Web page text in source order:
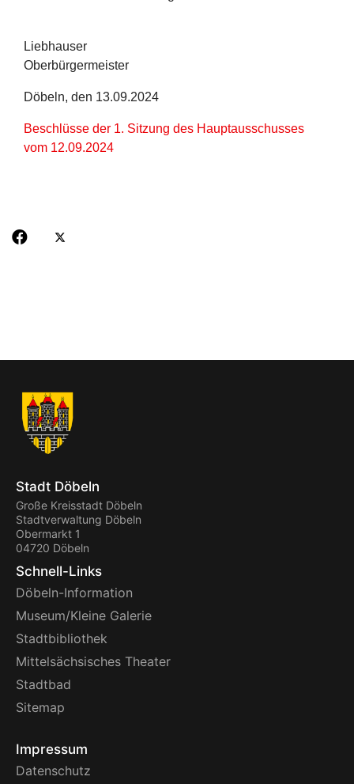
Liebhauser
Oberbürgermeister
Döbeln, den 13.09.2024
Beschlüsse der 1. Sitzung des Hauptausschusses
vom 12.09.2024
Stadt Döbeln
Große Kreisstadt Döbeln
Stadtverwaltung Döbeln
Obermarkt 1
04720 Döbeln
Schnell-Links
Döbeln-Information
Museum/Kleine Galerie
Stadtbibliothek
Mittelsächsisches Theater
Stadtbad
Sitemap
Impressum
Datenschutz